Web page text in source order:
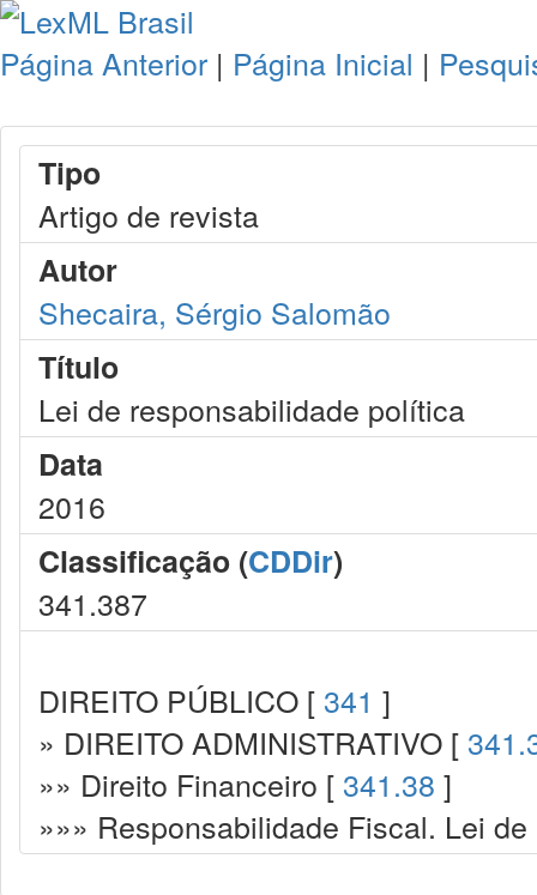
Página Anterior | Página Inicial |
Tipo
Artigo de revista
Autor
Shecaira, Sérgio Salomão
Título
Lei de responsabilidade política
Data
2016
Classificação (CDDir)
341.387
DIREITO PÚBLICO [ 341 ]
» DIREITO ADMINISTRATIVO [
»» Direito Financeiro [ 341.38 ]
»»» Responsabilidade Fiscal. Lei